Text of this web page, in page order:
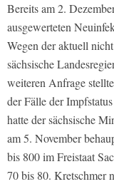
Bereits am 2.
ausgewerteten
Wegen der aktuell
sächsische
weiteren Anfrage
der Fälle der
hatte der sächsische
am 5. November
bis 800 im Freistaat
70 bis 80. Kretschmer